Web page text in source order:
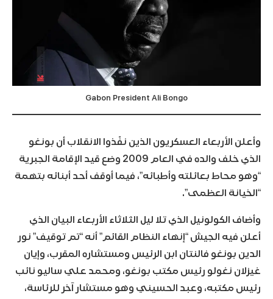
Gabon President Ali Bongo
وأعلن الأربعاء العسكريون الذين نفّذوا الانقلاب أن بونغو
الذي خلف والده في العام 2009 وضع قيد الإقامة الجبرية
“وهو محاط بعائلته وأطبائه”، فيما أوقف أحد أبنائه بتهمة
“الخيانة العظمى”.
وأضاف الكولونيل الذي تلا ليل الثلاثاء الأربعاء البيان الذي
أعلن فيه الجيش “إنهاء النظام القائم” أنه “تم توقيف” نور
الدين بونغو فالنتان ابن الرئيس ومستشاره المقرب، وإيان
غيزلان نغولو رئيس مكتب بونغو، ومحمد علي ساليو نائب
رئيس مكتبه، وعبد الحسيني وهو مستشار آخر للرئاسة،